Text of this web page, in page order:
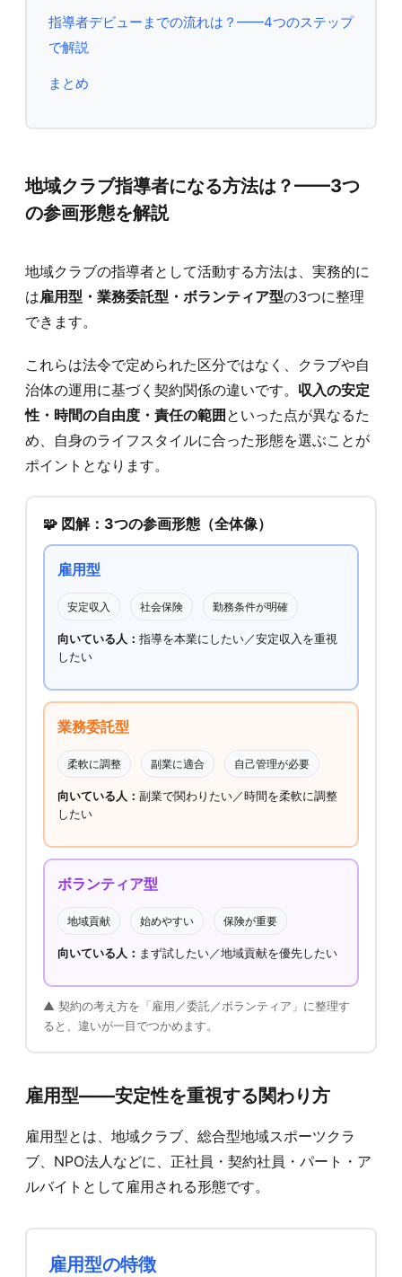
指導者デビューまでの流れは？——4つのステップ
で解説
まとめ
地域クラブ指導者になる方法は？——3つ
の参画形態を解説
地域クラブの指導者として活動する方法は、実務的に
は雇用型・業務委託型・ボランティア型の3つに整理
できます。
これらは法令で定められた区分ではなく、クラブや自
治体の運用に基づく契約関係の違いです。 収入の安定
性・時間の自由度・責任の範囲 といった点が異なるた
め、自身のライフスタイルに合った形態を選ぶことが
ポイントとなります。
🧩 図解：3つの参画形態（全体像）
雇用型
安定収入 社会保険 勤務条件が明確
向いている人： 指導を本業にしたい／安定収入を重視
したい
業務委託型
柔軟に調整 副業に適合 自己管理が必要
向いている人： 副業で関わりたい／時間を柔軟に調整
したい
ボランティア型
地域貢献 始めやすい 保険が重要
向いている人： まず試したい／地域貢献を優先したい
▲ 契約の考え方を「雇用／委託／ボランティア」に整理す
ると、違いが一目でつかめます。
雇用型——安定性を重視する関わり方
雇用型とは、地域クラブ、総合型地域スポーツクラ
ブ、NPO法人などに、正社員・契約社員・パート・ア
ルバイトとして雇用される形態です。
雇用型の特徴